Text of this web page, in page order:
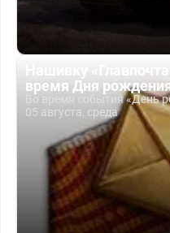
Нашивку
время Дня
Во время события «День
05 августа, среда